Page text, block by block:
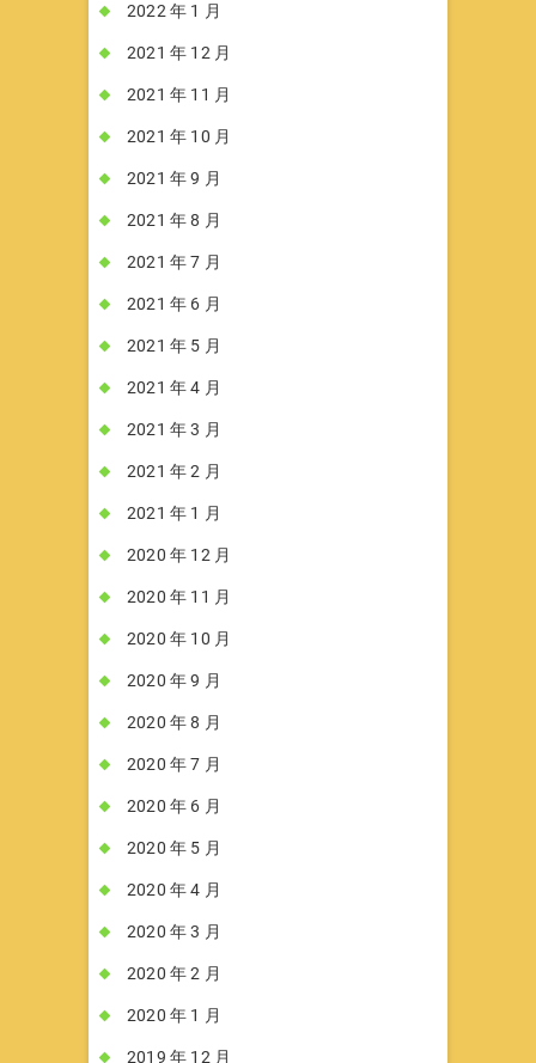
2022 年 1 月
2021 年 12 月
2021 年 11 月
2021 年 10 月
2021 年 9 月
2021 年 8 月
2021 年 7 月
2021 年 6 月
2021 年 5 月
2021 年 4 月
2021 年 3 月
2021 年 2 月
2021 年 1 月
2020 年 12 月
2020 年 11 月
2020 年 10 月
2020 年 9 月
2020 年 8 月
2020 年 7 月
2020 年 6 月
2020 年 5 月
2020 年 4 月
2020 年 3 月
2020 年 2 月
2020 年 1 月
2019 年 12 月